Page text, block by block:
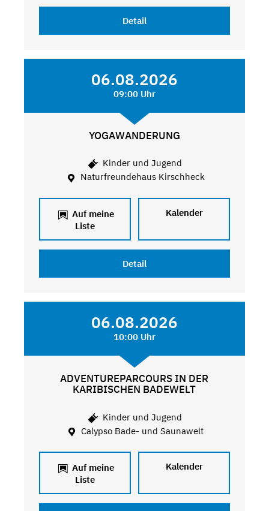
Detail
06.08.2026
09:00 Uhr
YOGAWANDERUNG
Kinder und Jugend
Naturfreundehaus Kirschheck
Auf meine
Liste
Kalender
Detail
06.08.2026
10:00 Uhr
ADVENTUREPARCOURS IN DER
KARIBISCHEN BADEWELT
Kinder und Jugend
Calypso Bade- und Saunawelt
Auf meine
Liste
Kalender